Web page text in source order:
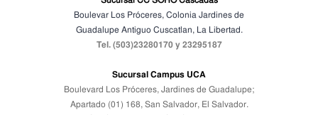
Boulevar Los Próceres, Colonia Jardines de
GuadalupeAntiguo Cuscatlan, La Libertad.
Tel. (503)23280170 y 23295187
Sucursal Campus UCA
Boulevard Los Próceres, Jardines de Guadalupe;
Apartado (01) 168, San Salvador, El Salvador.